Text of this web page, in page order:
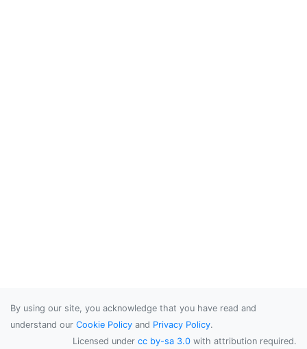
By using our site, you acknowledge that you have read and
understand our Cookie Policy and Privacy Policy.
Licensed under cc by-sa 3.0 with attribution required.